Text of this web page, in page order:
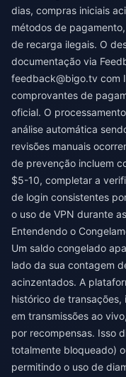
dias, compras iniciais
métodos de
de recarga ilegais. O
documentação via
feedback@bigo.tv com
comprovantes de
oficial. O
análise automática
revisões manuais
de prevenção incluem
$5-10, completar a
de login consistentes
o uso de VPN durante
Entendendo o
Um saldo congelado
lado da sua contagem
acinzentados. A
histórico de
em transmissões ao
por recompensas. Isso
totalmente bloqueado)
permitindo o uso de